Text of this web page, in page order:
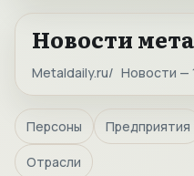
Новости
Metaldaily.ru Новости —
Персоны Предприятия
Отрасли